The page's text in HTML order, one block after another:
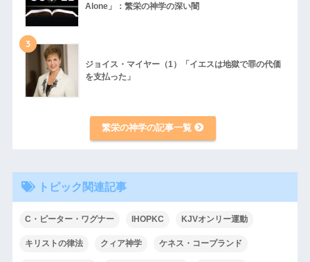
Alone」：繁栄の神学の深い闇
3
ジョイス・マイヤー（1）「イエスは地獄で罪の代価
を支払った」
繁栄の神学の記事一覧
トピック関連記事
C・ピーター・ワグナー IHOPKC KJVオンリー運動
キリストの律法 クィア神学 ケネス・コープランド